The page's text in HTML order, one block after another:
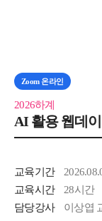
Zoom 온라인
2026하계
AI 활용 웹데
교육기간
교육시간
28시간
담당강사
이상엽